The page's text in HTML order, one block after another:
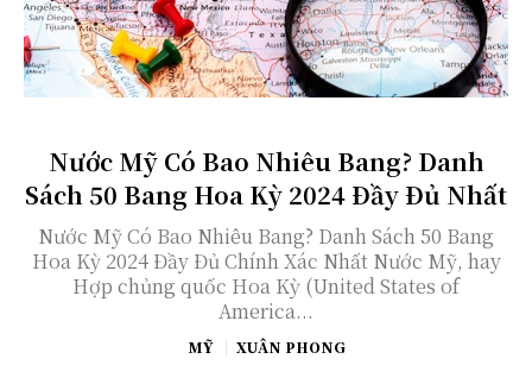
Nước Mỹ Có Bao Nhiêu Bang? Danh
Sách 50 Bang Hoa Kỳ 2024 Đầy Đủ Nhất
Nước Mỹ Có Bao Nhiêu Bang? Danh Sách 50 Bang
Hoa Kỳ 2024 Đầy Đủ Chính Xác Nhất Nước Mỹ, hay
Hợp chủng quốc Hoa Kỳ (United States of
America...
MỸ XUÂN PHONG